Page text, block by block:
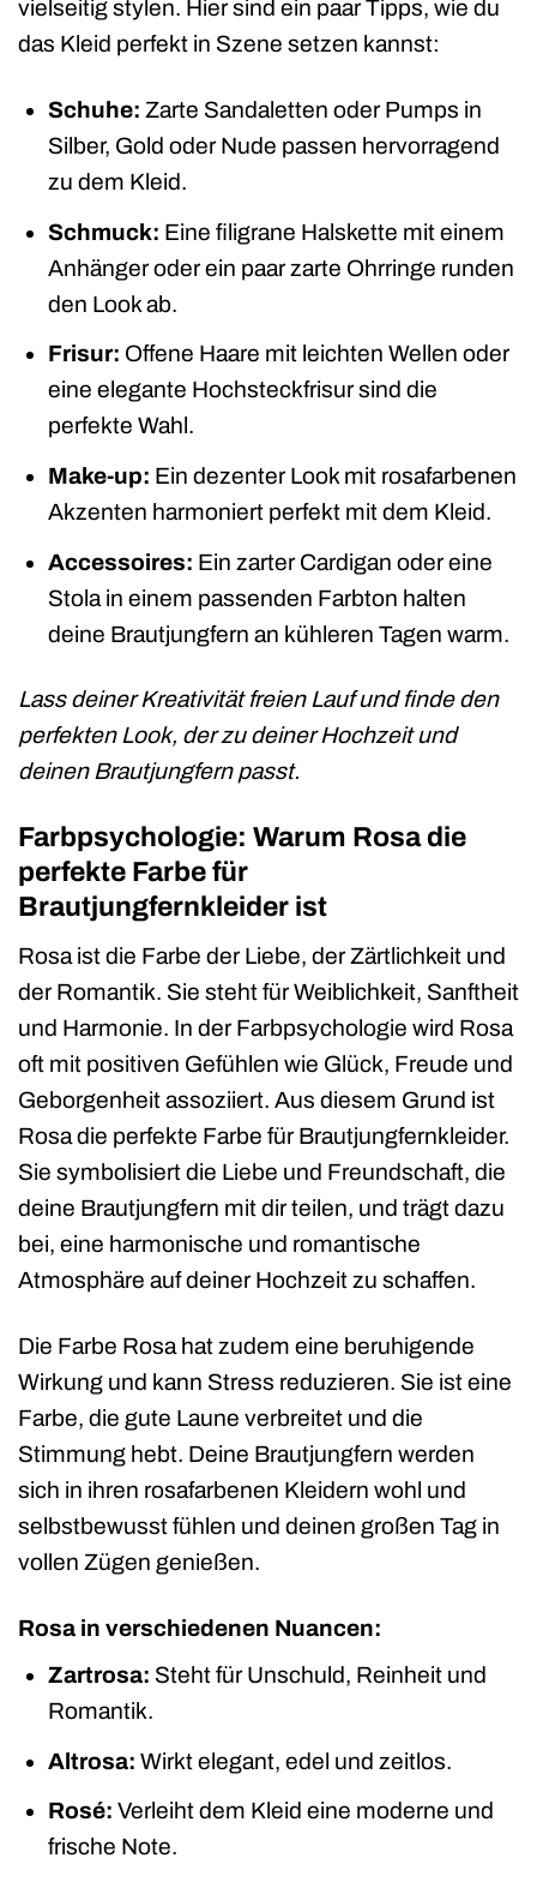
vielseitig stylen. Hier sind ein paar Tipps, wie du
das Kleid perfekt in Szene setzen kannst:
Schuhe: Zarte Sandaletten oder Pumps in
Silber, Gold oder Nude passen hervorragend
zu dem Kleid.
Schmuck: Eine filigrane Halskette mit einem
Anhänger oder ein paar zarte Ohrringe runden
den Look ab.
Frisur: Offene Haare mit leichten Wellen oder
eine elegante Hochsteckfrisur sind die
perfekte Wahl.
Make-up: Ein dezenter Look mit rosafarbenen
Akzenten harmoniert perfekt mit dem Kleid.
Accessoires: Ein zarter Cardigan oder eine
Stola in einem passenden Farbton halten
deine Brautjungfern an kühleren Tagen warm.
Lass deiner Kreativität freien Lauf und finde den
perfekten Look, der zu deiner Hochzeit und
deinen Brautjungfern passt.
Farbpsychologie: Warum Rosa die
perfekte Farbe für
Brautjungfernkleider ist
Rosa ist die Farbe der Liebe, der Zärtlichkeit und
der Romantik. Sie steht für Weiblichkeit, Sanftheit
und Harmonie. In der Farbpsychologie wird Rosa
oft mit positiven Gefühlen wie Glück, Freude und
Geborgenheit assoziiert. Aus diesem Grund ist
Rosa die perfekte Farbe für Brautjungfernkleider.
Sie symbolisiert die Liebe und Freundschaft, die
deine Brautjungfern mit dir teilen, und trägt dazu
bei, eine harmonische und romantische
Atmosphäre auf deiner Hochzeit zu schaffen.
Die Farbe Rosa hat zudem eine beruhigende
Wirkung und kann Stress reduzieren. Sie ist eine
Farbe, die gute Laune verbreitet und die
Stimmung hebt. Deine Brautjungfern werden
sich in ihren rosafarbenen Kleidern wohl und
selbstbewusst fühlen und deinen großen Tag in
vollen Zügen genießen.
Rosa in verschiedenen Nuancen:
Zartrosa: Steht für Unschuld, Reinheit und
Romantik.
Altrosa: Wirkt elegant, edel und zeitlos.
Rosé: Verleiht dem Kleid eine moderne und
frische Note.